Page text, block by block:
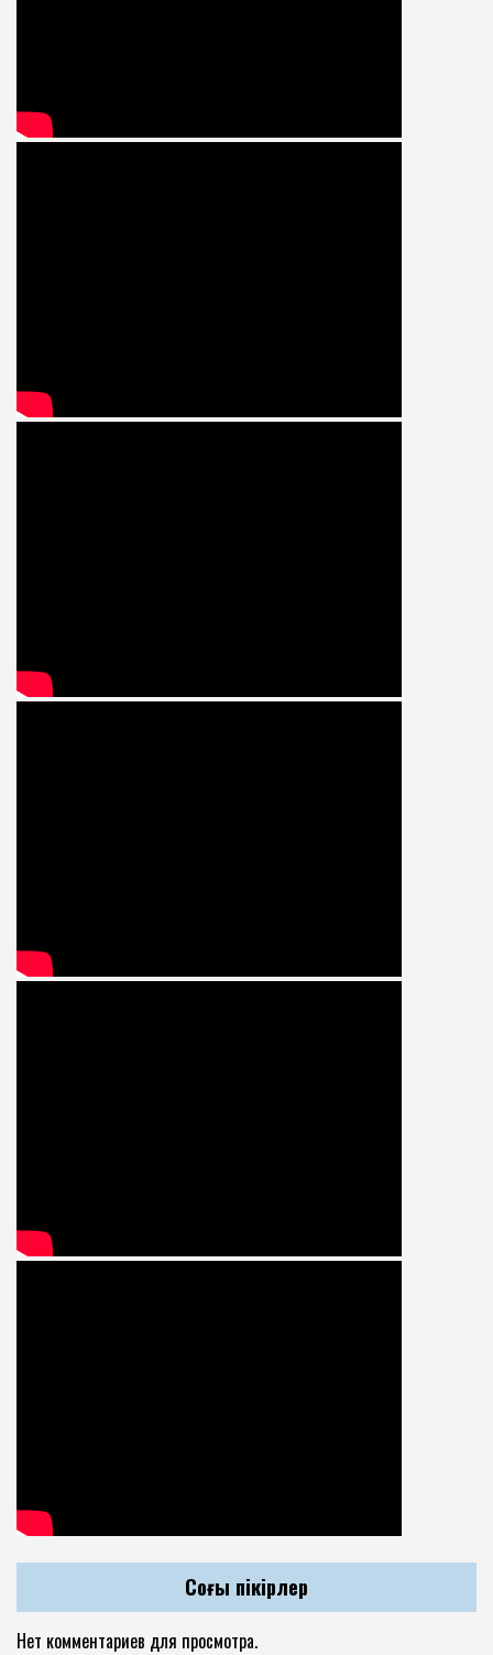
Соңғы пікірлер
Нет комментариев для просмотра.